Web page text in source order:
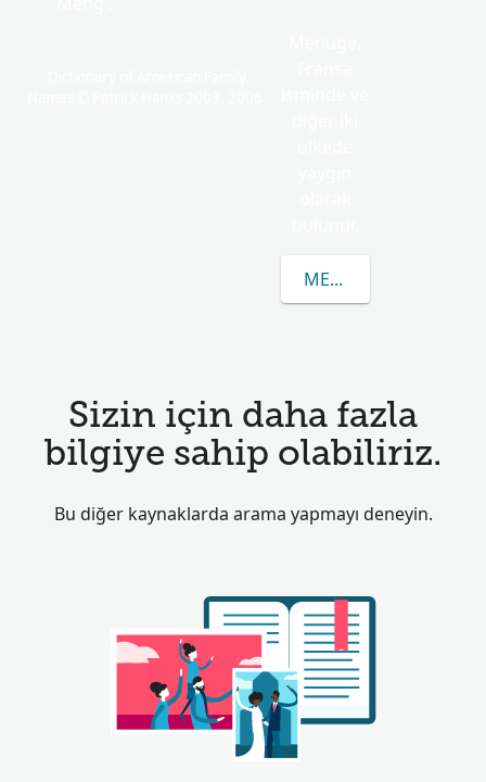
MENUGE HAKKINDA
Sizin için daha fazla
bilgiye sahip olabiliriz.
Bu diğer kaynaklarda arama yapmayı deneyin.